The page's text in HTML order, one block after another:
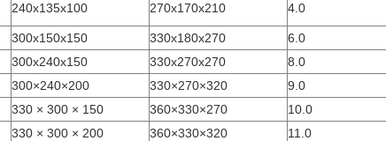
240x135x100 270x170x210 4.0
300x150x150 330x180x270 6.0
300x240x150 330x270x270 8.0
300×240×200 330×270×320 9.0
330 × 300 × 150 360×330×270 10.0
330 × 300 × 200 360×330×320 11.0